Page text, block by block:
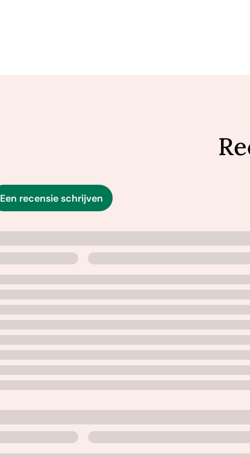
Een recensie schrijven